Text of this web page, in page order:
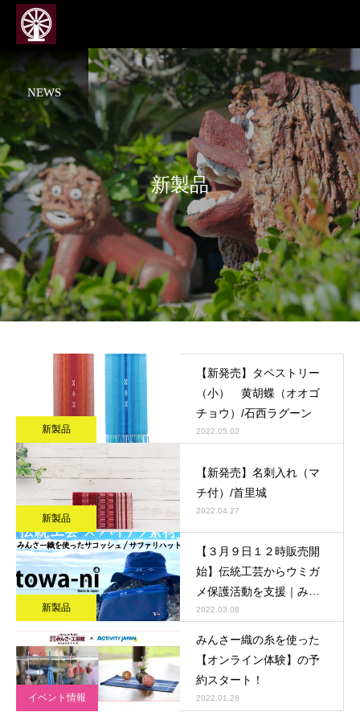
NEWS
新製品
新製品
【新発売】タペストリー
（小） 黄胡蝶（オオゴ
チョウ）/石西ラグーン
2022.05.02
新製品
【新発売】名刺入れ（マ
チ付）/首里城
2022.04.27
新製品
【３月９日１２時販売開
始】伝統工芸からウミガ
メ保護活動を支援｜みん
さー織を使った「サコッ
シュ・サファリハット」
2022.03.08
イベント情報
みんさー織の糸を使った
【オンライン体験】の予
約スタート！
2022.01.28